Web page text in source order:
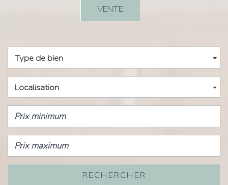
VENTE
Type de bien
Localisation
RECHERCHER